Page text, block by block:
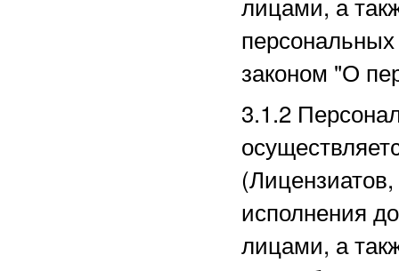
законом "О
3.1.2
исполнения
лицами, а